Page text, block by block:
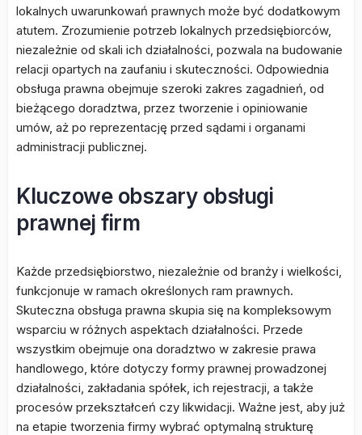
lokalnych uwarunkowań prawnych może być dodatkowym
atutem. Zrozumienie potrzeb lokalnych przedsiębiorców,
niezależnie od skali ich działalności, pozwala na budowanie
relacji opartych na zaufaniu i skuteczności. Odpowiednia
obsługa prawna obejmuje szeroki zakres zagadnień, od
bieżącego doradztwa, przez tworzenie i opiniowanie
umów, aż po reprezentację przed sądami i organami
administracji publicznej.
Kluczowe obszary obsługi
prawnej firm
Każde przedsiębiorstwo, niezależnie od branży i wielkości,
funkcjonuje w ramach określonych ram prawnych.
Skuteczna obsługa prawna skupia się na kompleksowym
wsparciu w różnych aspektach działalności. Przede
wszystkim obejmuje ona doradztwo w zakresie prawa
handlowego, które dotyczy formy prawnej prowadzonej
działalności, zakładania spółek, ich rejestracji, a także
procesów przekształceń czy likwidacji. Ważne jest, aby już
na etapie tworzenia firmy wybrać optymalną strukturę